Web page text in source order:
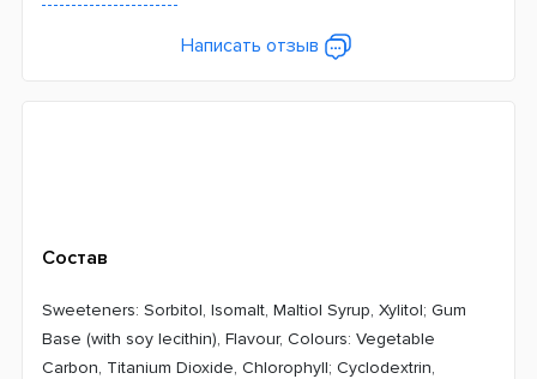
Написать отзыв
Состав
Sweeteners: Sorbitol, Isomalt, Maltiol Syrup, Xylitol; Gum
Base (with soy lecithin), Flavour, Colours: Vegetable
Carbon, Titanium Dioxide, Chlorophyll; Cyclodextrin,